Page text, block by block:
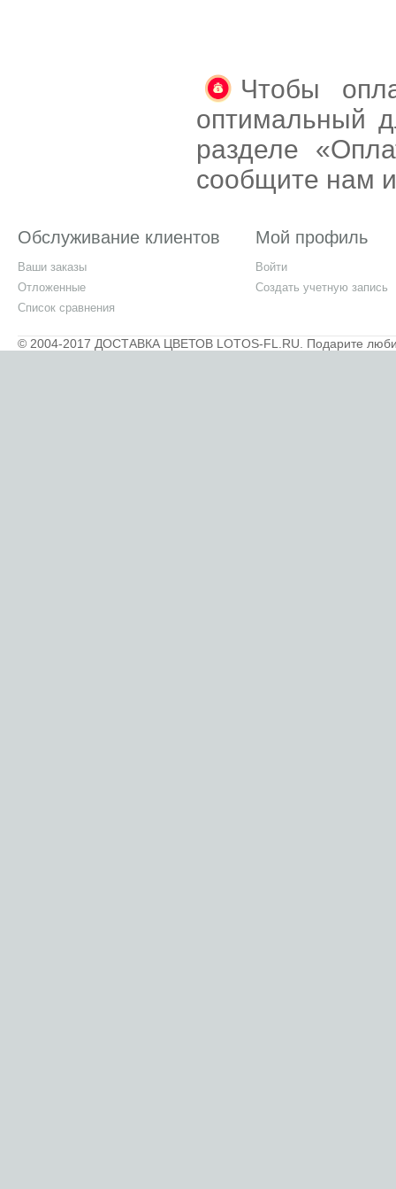
Чтобы
оптимальный
разделе
сообщите нам
Обслуживание клиентов
Ваши заказы
Отложенные
Список сравнения
Мой профиль
Войти
Создать учетную запись
© 2004-2017 ДОСТАВКА ЦВЕТОВ LOTOS-FL.RU. Подарите